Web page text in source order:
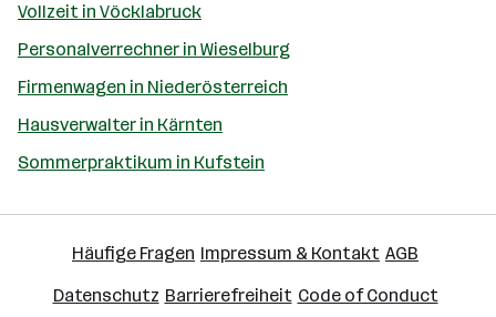
Vollzeit in Vöcklabruck
Personalverrechner in Wieselburg
Firmenwagen in Niederösterreich
Hausverwalter in Kärnten
Sommerpraktikum in Kufstein
Häufige Fragen Impressum & Kontakt AGB
Datenschutz Barrierefreiheit Code of Conduct